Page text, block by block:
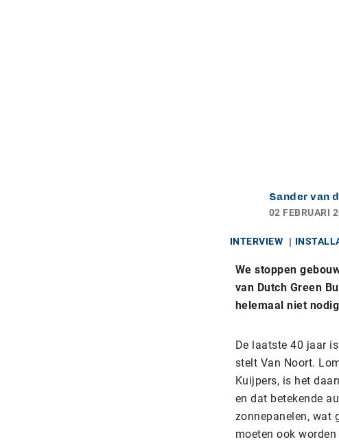
Sander van
02 FEBRUARI
INTERVIEW
We stoppen
van Dutch Green
helemaal niet
De laatste 40 jaar
stelt Van Noort.
Kuijpers, is het
en dat betekende
zonnepanelen, wat
moeten ook